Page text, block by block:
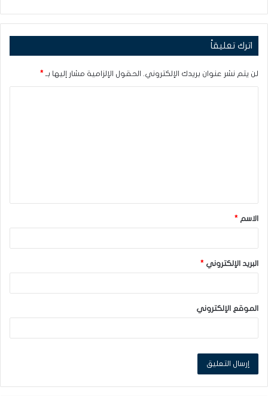
اترك تعليقاً
لن يتم نشر عنوان بريدك الإلكتروني. الحقول الإلزامية مشار إليها بـ *
ق
*
الاسم *
البريد الإلكتروني *
الموقع الإلكتروني